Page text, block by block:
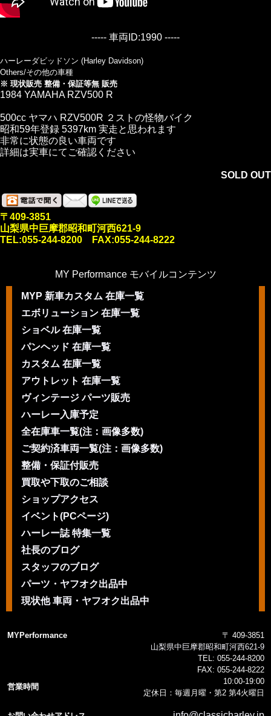
----- 車両ID:1990 -----
ハーレーダビッドソン (Harley Davidson)
Others/その他の車種
※ 現状販売 整備・保証等無 販売
1984 YAMAHA RZV500 R
500cc ヤマハ RZV500R ２ストの怪物バイク
昭和59年登録 5397km 実走と思われます
非常に状態の良い車両です
詳細は実車にてご確認ください
SOLD OUT
〒409-3851
山梨県中巨摩郡昭和町河西621-9
TEL:055-244-8200 FAX:055-244-8222
MY Performance モバイルコンテンツ
MYP 新車カスタム 在庫一覧
エボリューション 在庫一覧
ショベル 在庫一覧
パンヘッド 在庫一覧
カスタム 在庫一覧
アウトレット 在庫一覧
ヴィンテージ パーツ販売
ハーレー入庫予定
全在庫車一覧(注：画像多数)
ご契約済車両一覧(注：画像多数)
整備・保証付販売
買取や下取のご相談
ショップアクセス
イベント(PCページ)
ハーレー誌 特集一覧
社長のブログ
スタッフのブログ
パーツ・ヤフオク出品中
現状他 車両・ヤフオク出品中
MYPerformance
〒 409-3851
山梨県中巨摩郡昭和町河西621-9
TEL: 055-244-8200
FAX: 055-244-8222
営業時間
10:00-19:00
定休日：毎週月曜・第2 第4火曜日